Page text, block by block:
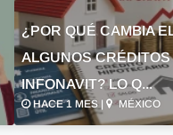
¿POR QUÉ CAMBIA
ALGUNOS CRÉDITOS
INFONAVIT? LO Q...
HACE 1 MES | MÉXICO